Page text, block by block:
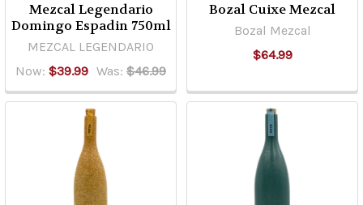
Mezcal Legendario
Domingo Espadin 750ml
MEZCAL LEGENDARIO
Now: $39.99 Was: $46.99
Bozal Cuixe Mezcal
Bozal Mezcal
$64.99